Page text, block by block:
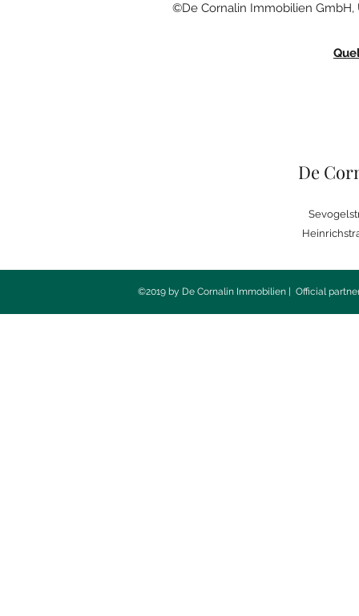
©De Cornalin Immobilien GmbH,
De
©2019 by De Cornalin Immobilien | Official